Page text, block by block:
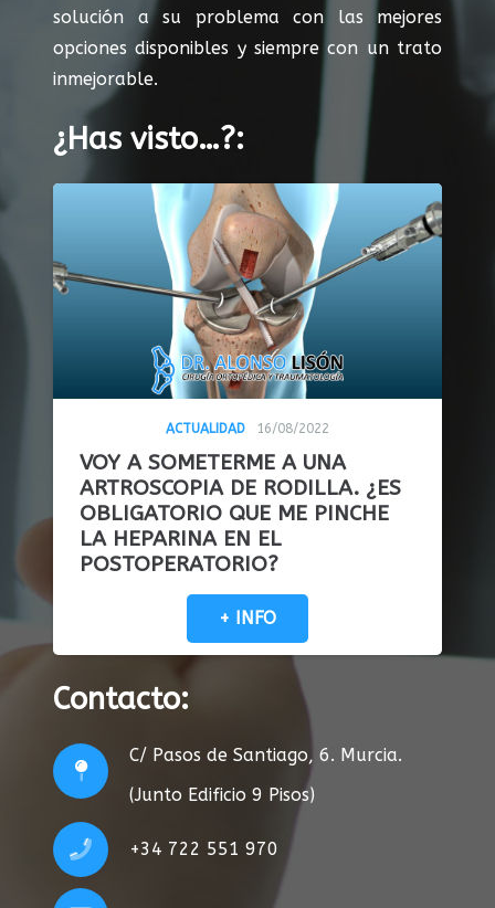
solución a su problema con las mejores
opciones disponibles y siempre con un trato
inmejorable.
¿Has visto…?:
ACTUALIDAD 16/08/2022
VOY A SOMETERME A UNA
ARTROSCOPIA DE RODILLA. ¿ES
OBLIGATORIO QUE ME PINCHE
LA HEPARINA EN EL
POSTOPERATORIO?
+ INFO
Contacto:
C/ Pasos de Santiago, 6. Murcia.
(Junto Edificio 9 Pisos)
+34 722 551 970